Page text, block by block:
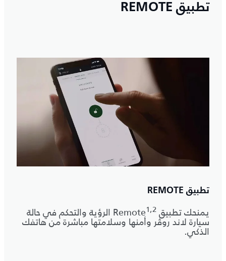
تطبيق REMOTE
تطبيق REMOTE
يمنحك تطبيق Remote 1,2 الرؤية والتحكم في حالة
سيارة لاند روڤر وأمنها وسلامتها مباشرة من هاتفك
الذكي.